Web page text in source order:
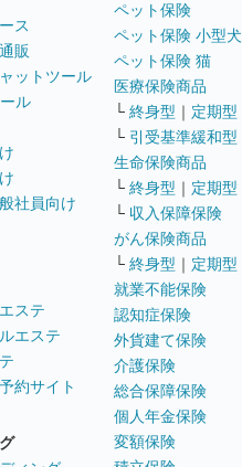
ス
販
ットツール
ル
社員向け
ステ
エステ
約サイト
ペット保険
ペット保険 小型犬
ペット保険 猫
医療保険商品
└ 終身型 ｜ 定期型
└ 引受基準緩和型
生命保険商品
└ 終身型 ｜ 定期型
└ 収入保障保険
がん保険商品
└ 終身型 ｜ 定期型
就業不能保険
認知症保険
外貨建て保険
介護保険
総合保障保険
個人年金保険
変額保険